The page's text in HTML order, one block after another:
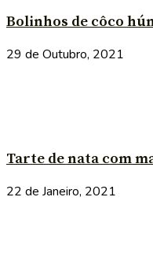
Bolinhos de côco
29 de Outubro, 2021
Tarte de nata com
22 de Janeiro, 2021